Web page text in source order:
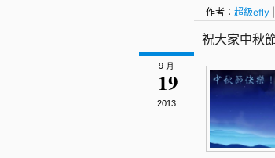
作者： 超級efly
祝大家中秋
9 月
19
2013